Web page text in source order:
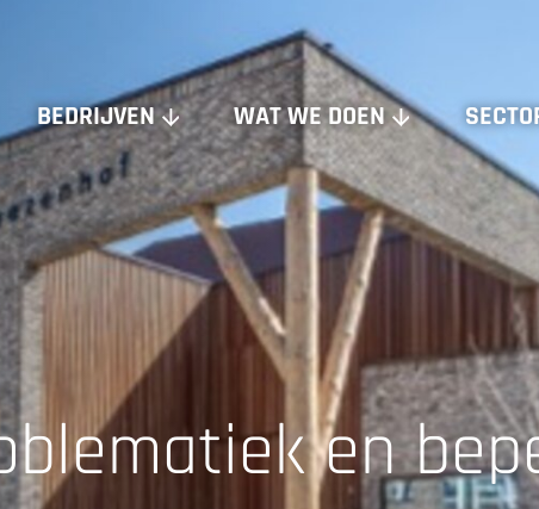
BEDRIJVEN
DE BLAAY-VAN DEN BOGAARD
DIA INSTALLATIE ADVIES
PRIME ADVICE
WAT WE DOEN
VISIE & CONCEPT
ONTWERP & REALISATIE
EXPLOITATIE & BEHEER
DUURZAAMHEID & TRANSFORMATIE
GEZONDHEID & BINNENKLIMAAT
BRANDVEILIGHEID
PROJECT‑ & BOUWMANAGEMENT
DIGITAAL & DATA
en